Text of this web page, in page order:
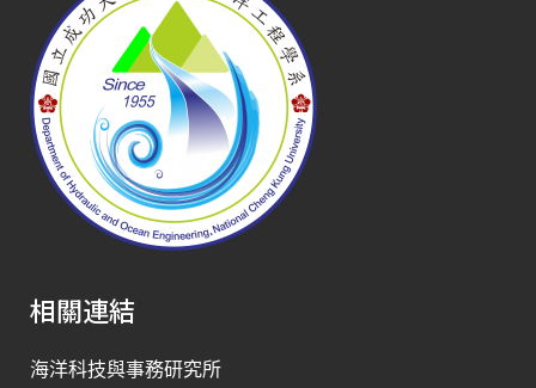
相關連結
海洋科技與事務研究所